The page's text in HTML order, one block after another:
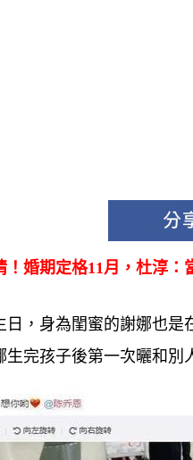
！婚期定格11月，杜淳：
日，身為閨蜜的謝娜也
生完孩子後第一次曬和